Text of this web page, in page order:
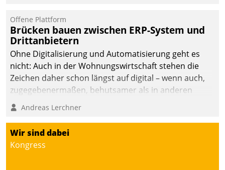
Offene Plattform
Brücken bauen zwischen ERP-System und
Drittanbietern
Ohne Digitalisierung und Automatisierung geht es
nicht: Auch in der Wohnungswirtschaft stehen die
Zeichen daher schon längst auf digital – wenn auch,
zugegebenermaßen, behutsamer als in anderen
Branchen.
Andreas Lerchner
Wir sind dabei
Kongress